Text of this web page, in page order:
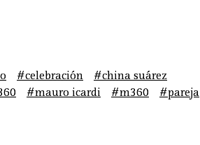
#celebración
#china suárez
#mauro icardi #m360
#pareja